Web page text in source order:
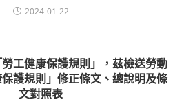
2024-01-22
工健康保護規則」，茲檢送勞動
護規則」修正條文、總說明及條
文對照表